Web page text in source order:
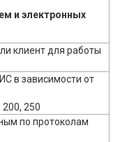
и электронных
клиент для работы
в зависимости от
200, 250
по протоколам